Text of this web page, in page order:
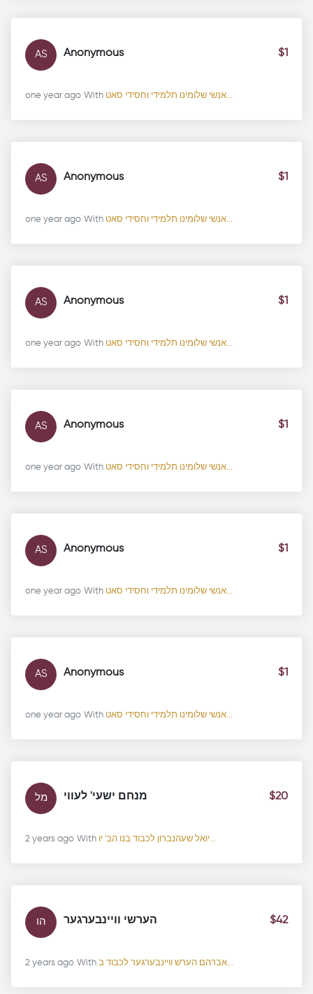
AS Anonymous $1
one year ago With אנשי שלומינו תלמידי וחסידי סאט...
AS Anonymous $1
one year ago With אנשי שלומינו תלמידי וחסידי סאט...
AS Anonymous $1
one year ago With אנשי שלומינו תלמידי וחסידי סאט...
AS Anonymous $1
one year ago With אנשי שלומינו תלמידי וחסידי סאט...
AS Anonymous $1
one year ago With אנשי שלומינו תלמידי וחסידי סאט...
AS Anonymous $1
one year ago With אנשי שלומינו תלמידי וחסידי סאט...
מל מנחם ישעי' לעווי $20
2 years ago With יואל שעהנברון לכבוד בנו הב' יו...
הו הערשי וויינבערגער $42
2 years ago With אברהם הערש וויינבערגער לכבוד ב...